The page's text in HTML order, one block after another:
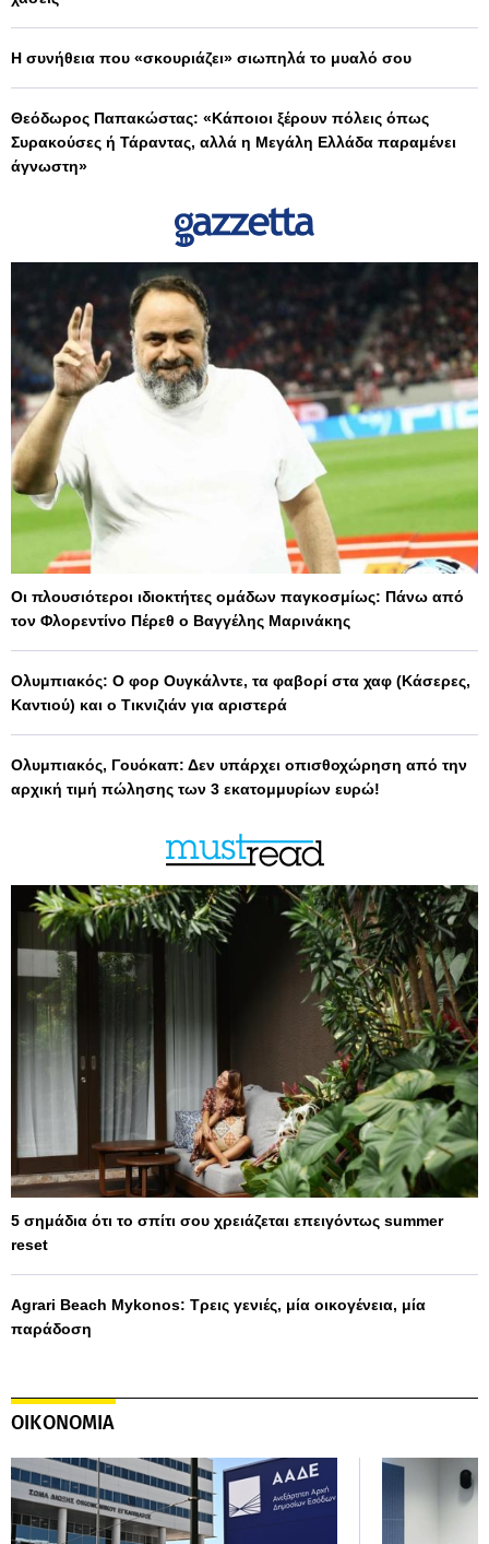
Η συνήθεια που «σκουριάζει» σιωπηλά το μυαλό σου
Θεόδωρος Παπακώστας: «Κάποιοι ξέρουν πόλεις όπως
Συρακούσες ή Τάραντας, αλλά η Μεγάλη Ελλάδα παραμένει
άγνωστη»
Οι πλουσιότεροι ιδιοκτήτες ομάδων παγκοσμίως: Πάνω από
τον Φλορεντίνο Πέρεθ ο Βαγγέλης Μαρινάκης
Ολυμπιακός: Ο φορ Ουγκάλντε, τα φαβορί στα χαφ (Κάσερες,
Καντιού) και ο Τικνιζιάν για αριστερά
Ολυμπιακός, Γουόκαπ: Δεν υπάρχει οπισθοχώρηση από την
αρχική τιμή πώλησης των 3 εκατομμυρίων ευρώ!
5 σημάδια ότι το σπίτι σου χρειάζεται επειγόντως summer
reset
Agrari Beach Mykonos: Τρεις γενιές, μία οικογένεια, μία
παράδοση
ΟΙΚΟΝΟΜΙΑ